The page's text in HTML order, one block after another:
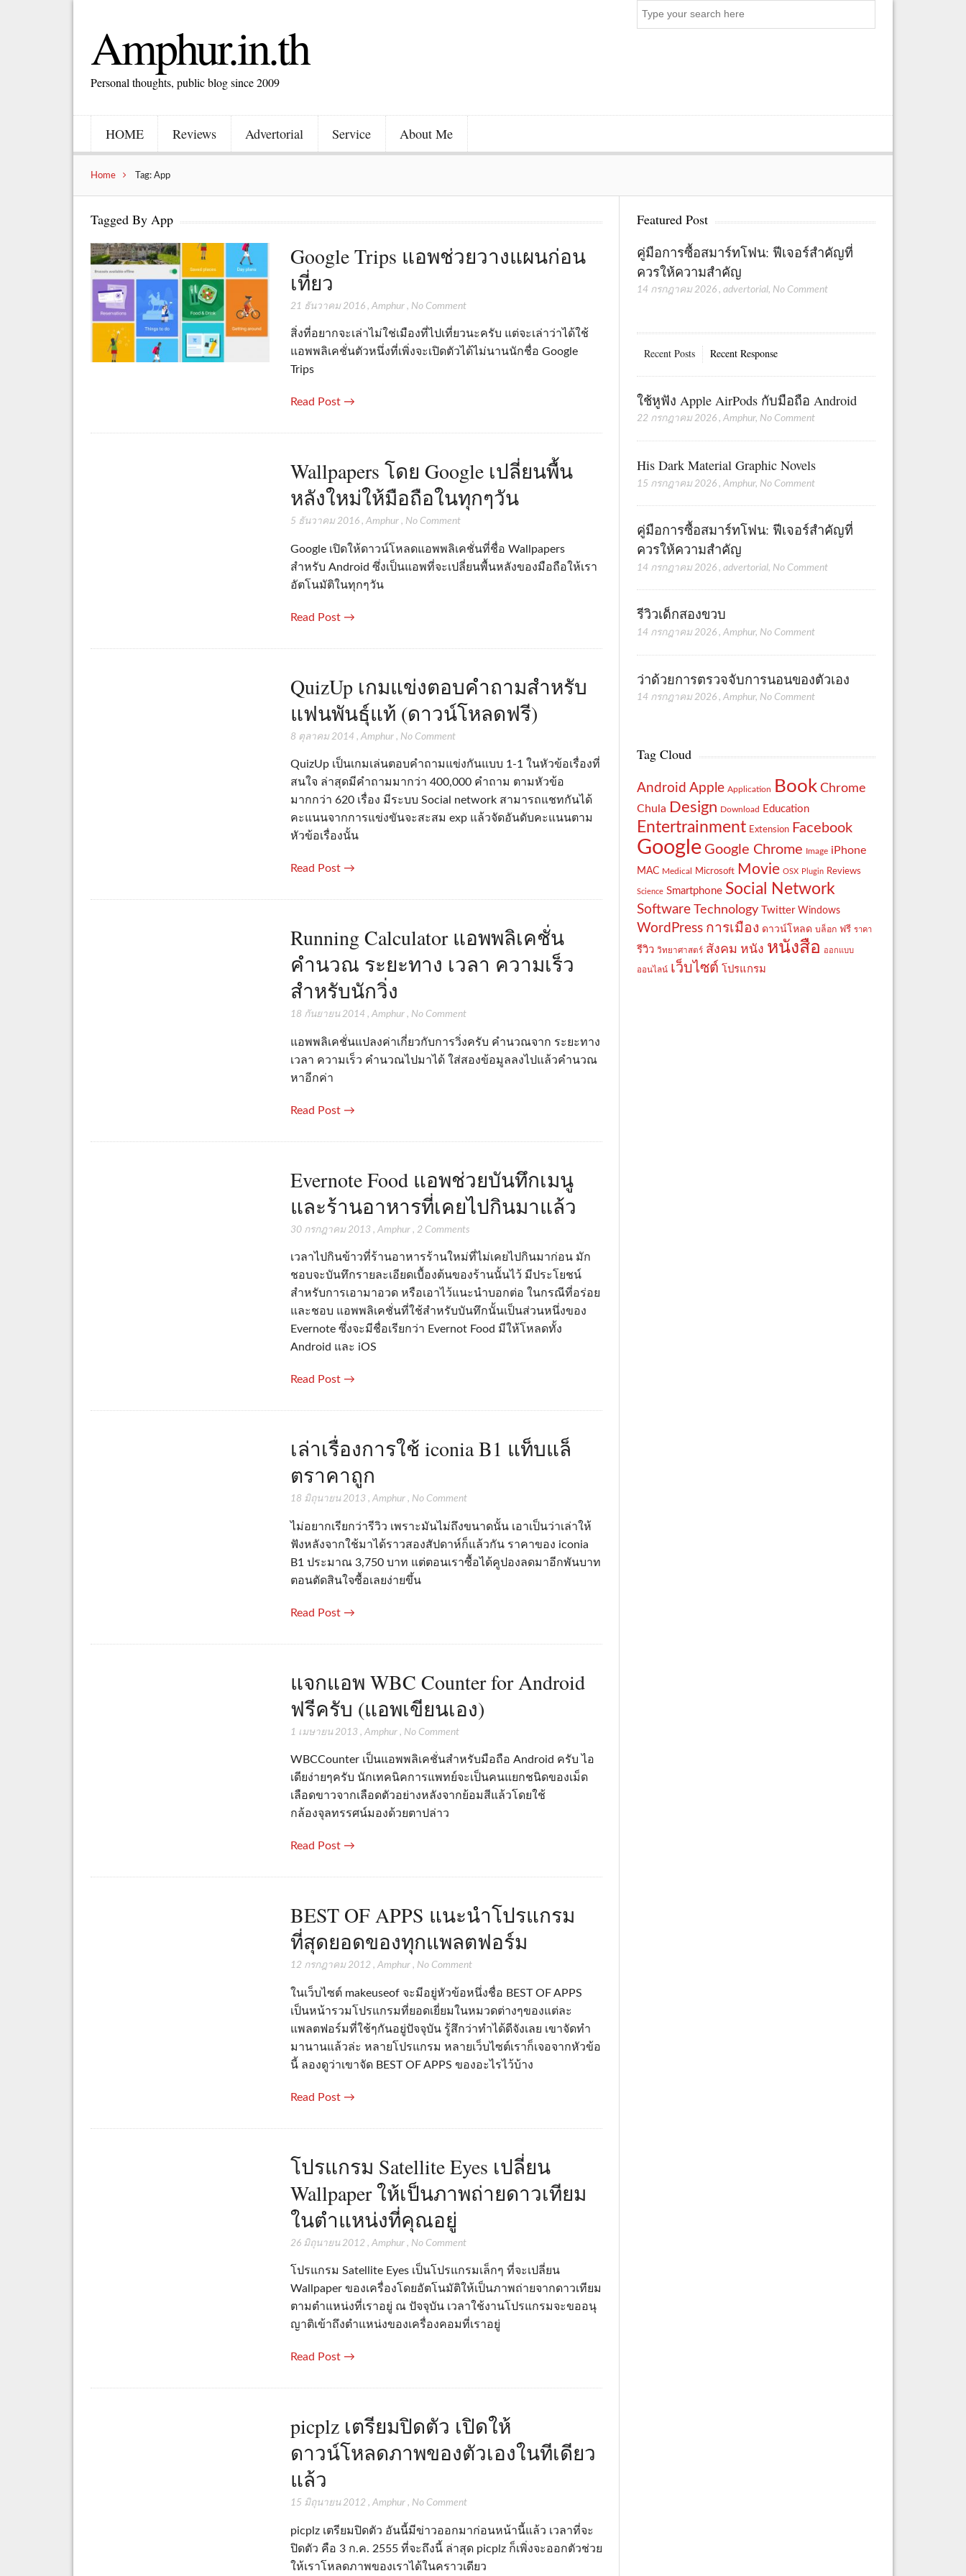
Amphur.in.th
Personal thoughts, public blog since 2009
HOME Reviews Advertorial Service About Me
Home Tag: App
Tagged By App
Google Trips แอพช่วยวางแผนก่อน
เที่ยว
21 ธันวาคม 2016, Amphur, No Comment
สิ่งที่อยากจะเล่าไม่ใช่เมืองที่ไปเที่ยวนะครับ แต่จะเล่าว่าได้ใช้
แอพพลิเคชั่นตัวหนึ่งที่เพิ่งจะเปิดตัวได้ไม่นานนักชื่อ Google
Trips
Read Post →
Wallpapers โดย Google เปลี่ยนพื้น
หลังใหม่ให้มือถือในทุกๆวัน
5 ธันวาคม 2016, Amphur, No Comment
Google เปิดให้ดาวน์โหลดแอพพลิเคชั่นที่ชื่อ Wallpapers
สำหรับ Android ซึ่งเป็นแอพที่จะเปลี่ยนพื้นหลังของมือถือให้เรา
อัตโนมัติในทุกๆวัน
Read Post →
QuizUp เกมแข่งตอบคำถามสำหรับ
แฟนพันธุ์แท้ (ดาวน์โหลดฟรี)
8 ตุลาคม 2014 , Amphur, No Comment
QuizUp เป็นเกมเล่นตอบคำถามแข่งกันแบบ 1-1 ในหัวข้อเรื่องที่
สนใจ ล่าสุดมีคำถามมากว่า 400,000 คำถาม ตามหัวข้อ
มากกว่า 620 เรื่อง มีระบบ Social network สามารถแชทกันได้
คะแนนจากการแข่งขันจะสะสม exp แล้วจัดอันดับคะแนนตาม
หัวข้อเรื่องนั้น
Read Post →
Running Calculator แอพพลิเคชั่น
คำนวณ ระยะทาง เวลา ความเร็ว
สำหรับนักวิ่ง
18 กันยายน 2014 , Amphur, No Comment
แอพพลิเคชั่นแปลงค่าเกี่ยวกับการวิ่งครับ คำนวณจาก ระยะทาง
เวลา ความเร็ว คำนวณไปมาได้ ใส่สองข้อมูลลงไปแล้วคำนวณ
หาอีกค่า
Read Post →
Evernote Food แอพช่วยบันทึกเมนู
และร้านอาหารที่เคยไปกินมาแล้ว
30 กรกฎาคม 2013 , Amphur, 2 Comments
เวลาไปกินข้าวที่ร้านอาหารร้านใหม่ที่ไม่เคยไปกินมาก่อน มัก
ชอบจะบันทึกรายละเอียดเบื้องต้นของร้านนั้นไว้ มีประโยชน์
สำหรับการเอามาอวด หรือเอาไว้แนะนำบอกต่อ ในกรณีที่อร่อย
และชอบ แอพพลิเคชั่นที่ใช้สำหรับบันทึกนั้นเป็นส่วนหนึ่งของ
Evernote ซึ่งจะมีชื่อเรียกว่า Evernot Food มีให้โหลดทั้ง
Android และ iOS
Read Post →
เล่าเรื่องการใช้ iconia B1 แท็บแล็
ตราคาถูก
18 มิถุนายน 2013 , Amphur, No Comment
ไม่อยากเรียกว่ารีวิว เพราะมันไม่ถึงขนาดนั้น เอาเป็นว่าเล่าให้
ฟังหลังจากใช้มาได้ราวสองสัปดาห์ก็แล้วกัน ราคาของ iconia
B1 ประมาณ 3,750 บาท แต่ตอนเราซื้อได้คูปองลดมาอีกพันบาท
ตอนตัดสินใจซื้อเลยง่ายขึ้น
Read Post →
แจกแอพ WBC Counter for Android
ฟรีครับ (แอพเขียนเอง)
1 เมษายน 2013 , Amphur, No Comment
WBCCounter เป็นแอพพลิเคชั่นสำหรับมือถือ Android ครับ ไอ
เดียง่ายๆครับ นักเทคนิคการแพทย์จะเป็นคนแยกชนิดของเม็ด
เลือดขาวจากเลือดตัวอย่างหลังจากย้อมสีแล้วโดยใช้
กล้องจุลทรรศน์มองด้วยตาปล่าว
Read Post →
BEST OF APPS แนะนำโปรแกรม
ที่สุดยอดของทุกแพลตฟอร์ม
12 กรกฎาคม 2012 , Amphur, No Comment
ในเว็บไซต์ makeuseof จะมีอยู่หัวข้อหนึ่งชื่อ BEST OF APPS
เป็นหน้ารวมโปรแกรมที่ยอดเยี่ยมในหมวดต่างๆของแต่ละ
แพลตฟอร์มที่ใช้ๆกันอยู่ปัจจุบัน รู้สึกว่าทำได้ดีจังเลย เขาจัดทำ
มานานแล้วล่ะ หลายโปรแกรม หลายเว็บไซต์เราก็เจอจากหัวข้อ
นี้ ลองดูว่าเขาจัด BEST OF APPS ของอะไรไว้บ้าง
Read Post →
โปรแกรม Satellite Eyes เปลี่ยน
Wallpaper ให้เป็นภาพถ่ายดาวเทียม
ในตำแหน่งที่คุณอยู่
26 มิถุนายน 2012 , Amphur, No Comment
โปรแกรม Satellite Eyes เป็นโปรแกรมเล็กๆ ที่จะเปลี่ยน
Wallpaper ของเครื่องโดยอัตโนมัติให้เป็นภาพถ่ายจากดาวเทียม
ตามตำแหน่งที่เราอยู่ ณ ปัจจุบัน เวลาใช้งานโปรแกรมจะขออนุ
ญาติเข้าถึงตำแหน่งของเครื่องคอมที่เราอยู่
Read Post →
picplz เตรียมปิดตัว เปิดให้
ดาวน์โหลดภาพของตัวเองในทีเดียว
แล้ว
15 มิถุนายน 2012 , Amphur, No Comment
picplz เตรียมปิดตัว อันนี้มีข่าวออกมาก่อนหน้านี้แล้ว เวลาที่จะ
ปิดตัว คือ 3 ก.ค. 2555 ที่จะถึงนี้ ล่าสุด picplz ก็เพิ่งจะออกตัวช่วย
ให้เราโหลดภาพของเราได้ในคราวเดียว
Featured Post
คู่มือการซื้อสมาร์ทโฟน: ฟีเจอร์สำคัญที่
ควรให้ความสำคัญ
14 กรกฎาคม 2026 ,advertorial, No Comment
Recent Posts Recent Response
ใช้หูฟัง Apple AirPods กับมือถือ Android
22 กรกฎาคม 2026 ,Amphur, No Comment
His Dark Material Graphic Novels
15 กรกฎาคม 2026 ,Amphur, No Comment
คู่มือการซื้อสมาร์ทโฟน: ฟีเจอร์สำคัญที่
ควรให้ความสำคัญ
14 กรกฎาคม 2026 ,advertorial, No Comment
รีวิวเด็กสองขวบ
14 กรกฎาคม 2026 ,Amphur, No Comment
ว่าด้วยการตรวจจับการนอนของตัวเอง
14 กรกฎาคม 2026 ,Amphur, No Comment
Tag Cloud
Android Apple Application Book Chrome
Chula Design Download Education
Entertrainment Extension Facebook
Google Google Chrome Image iPhone
MAC Medical Microsoft Movie OSX Plugin Reviews
Science Smartphone Social Network
Software Technology Twitter Windows
WordPress การเมือง ดาวน์โหลด บล็อก ฟรี ราคา
รีวิว วิทยาศาสตร์ สังคม หนัง หนังสือ ออกแบบ
ออนไลน์ เว็บไซต์ โปรแกรม